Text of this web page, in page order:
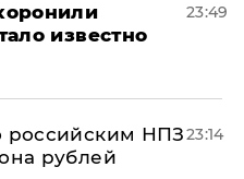
известно
23:49
российским НПЗ
рублей
23:14